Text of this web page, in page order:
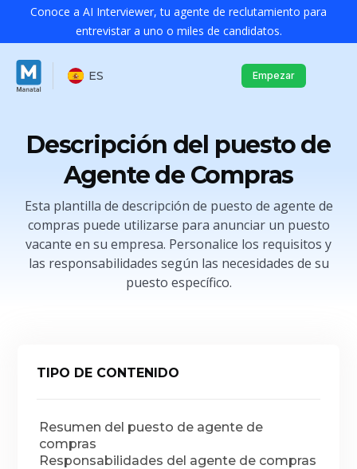
Conoce a AI Interviewer, tu agente de reclutamiento para
entrevistar a uno o miles de candidatos.
ES Empezar
Descripción del puesto de
Agente de Compras
Esta plantilla de descripción de puesto de agente de
compras puede utilizarse para anunciar un puesto
vacante en su empresa. Personalice los requisitos y
las responsabilidades según las necesidades de su
puesto específico.
TIPO DE CONTENIDO
Resumen del puesto de agente de
compras
Responsabilidades del agente de compras